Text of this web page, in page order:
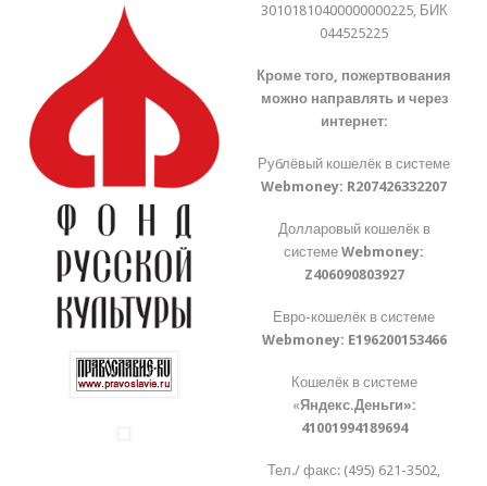
30101810400000000225, БИК
044525225
Кроме того, пожертвования
можно направлять и через
интернет:
Рублёвый кошелёк в системе
Webmoney: R207426332207
Долларовый кошелёк в
системеWebmoney:
Z406090803927
Евро-кошелёк в системе
Webmoney: E196200153466
Кошелёк в системе
«Яндекс.Деньги»:
41001994189694
Тел./ факс: (495) 621-3502,